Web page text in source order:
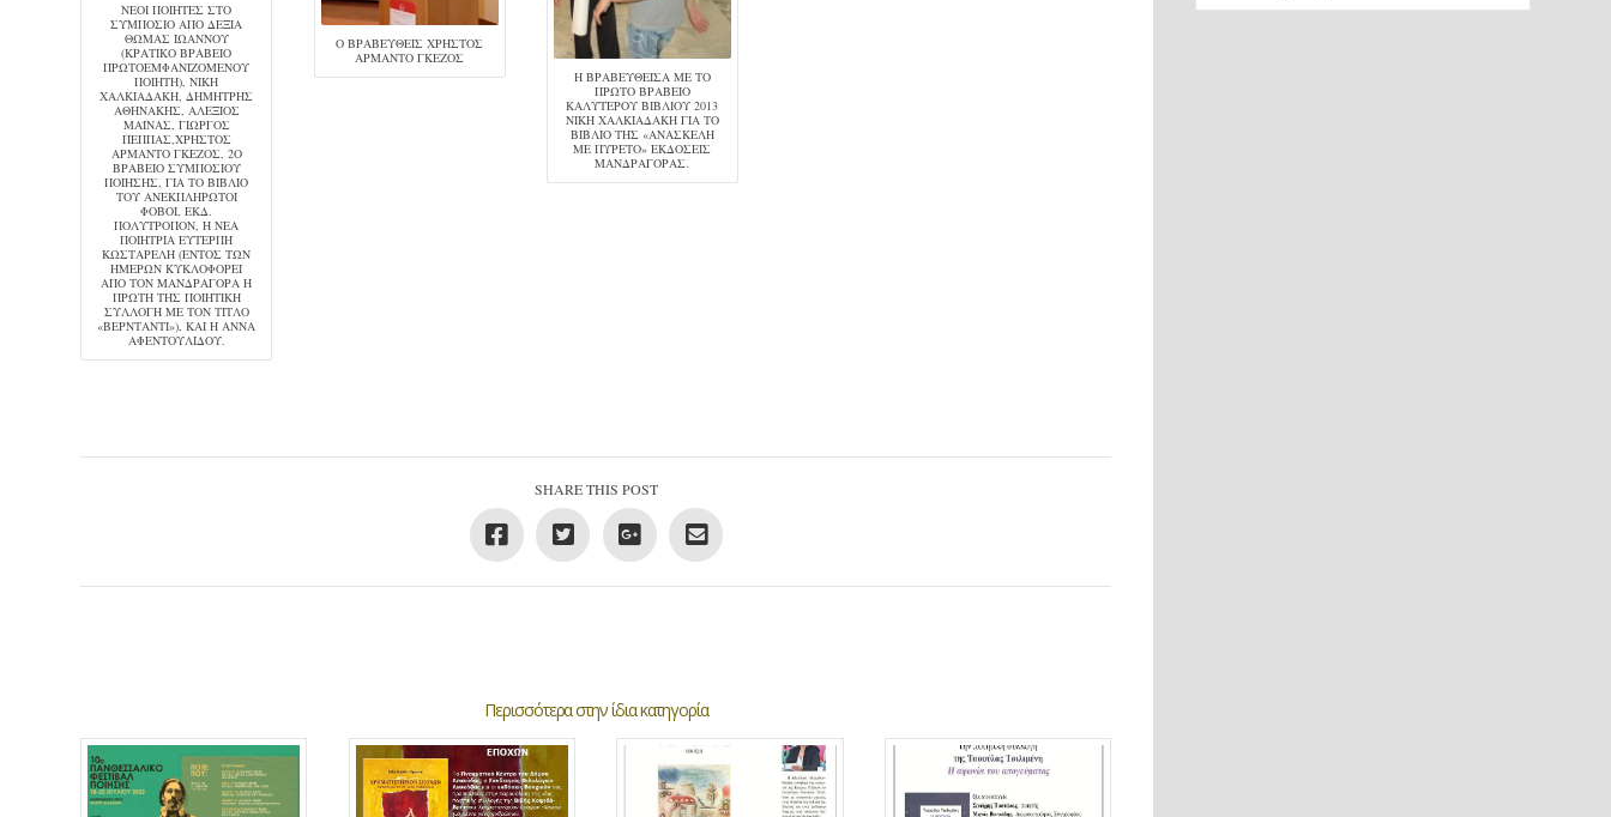
ΝΈΟΙ ΠΟΙΗΤΈΣ ΣΤΟ
ΣΥΜΠΌΣΙΟ ΑΠΌ ΔΕΞΙΆ
ΘΩΜΆΣ ΙΩΆΝΝΟΥ
(ΚΡΑΤΙΚΌ ΒΡΑΒΕΊΟ
ΠΡΩΤΟΕΜΦΑΝΙΖΌΜΕΝΟΥ
ΠΟΙΗΤΉ), ΝΊΚΗ
ΧΑΛΚΙΑΔΆΚΗ, ΔΗΜΉΤΡΗΣ
ΑΘΗΝΆΚΗΣ, ΑΛΈΞΙΟΣ
ΜΆΙΝΑΣ, ΓΙΏΡΓΟΣ
ΠΈΠΠΑΣ,ΧΡΉΣΤΟΣ
ΑΡΜΆΝΤΟ ΓΚΈΖΟΣ, 2Ο
ΒΡΑΒΕΊΟ ΣΥΜΠΟΣΊΟΥ
ΠΟΊΗΣΗΣ, ΓΙΑ ΤΟ ΒΙΒΛΊΟ
ΤΟΥ ΑΝΕΚΠΛΉΡΩΤΟΙ
ΦΌΒΟΙ, ΕΚΔ.
ΠΟΛΎΤΡΟΠΟΝ, Η ΝΈΑ
ΠΟΙΉΤΡΙΑ ΕΥΤΈΡΠΗ
ΚΩΣΤΑΡΈΛΗ (ΕΝΤΌΣ ΤΩΝ
ΗΜΕΡΏΝ ΚΥΚΛΟΦΟΡΕΊ
ΑΠΌ ΤΟΝ ΜΑΝΔΡΑΓΌΡΑ Η
ΠΡΏΤΗ ΤΗΣ ΠΟΙΗΤΙΚΉ
ΣΥΛΛΟΓΉ ΜΕ ΤΟΝ ΤΊΤΛΟ
«ΒΕΡΝΤΆΝΤΙ»), ΚΑΙ Η ΆΝΝΑ
ΑΦΕΝΤΟΥΛΊΔΟΥ.
Ο ΒΡΑΒΕΥΘΕΊΣ ΧΡΉΣΤΟΣ
ΑΡΜΆΝΤΟ ΓΚΈΖΟΣ
Η ΒΡΑΒΕΥΘΕΊΣΑ ΜΕ ΤΟ
ΠΡΏΤΟ ΒΡΑΒΕΊΟ
ΚΑΛΎΤΕΡΟΥ ΒΙΒΛΊΟΥ 2013
ΝΊΚΗ ΧΑΛΚΙΑΔΆΚΗ ΓΙΑ ΤΟ
ΒΙΒΛΊΟ ΤΗΣ «ΑΝΆΣΚΕΛΗ
ΜΕ ΠΥΡΕΤΌ» ΕΚΔΌΣΕΙΣ
ΜΑΝΔΡΑΓΌΡΑΣ.
SHARE THIS POST
Περισσότερα στην ίδια κατηγορία